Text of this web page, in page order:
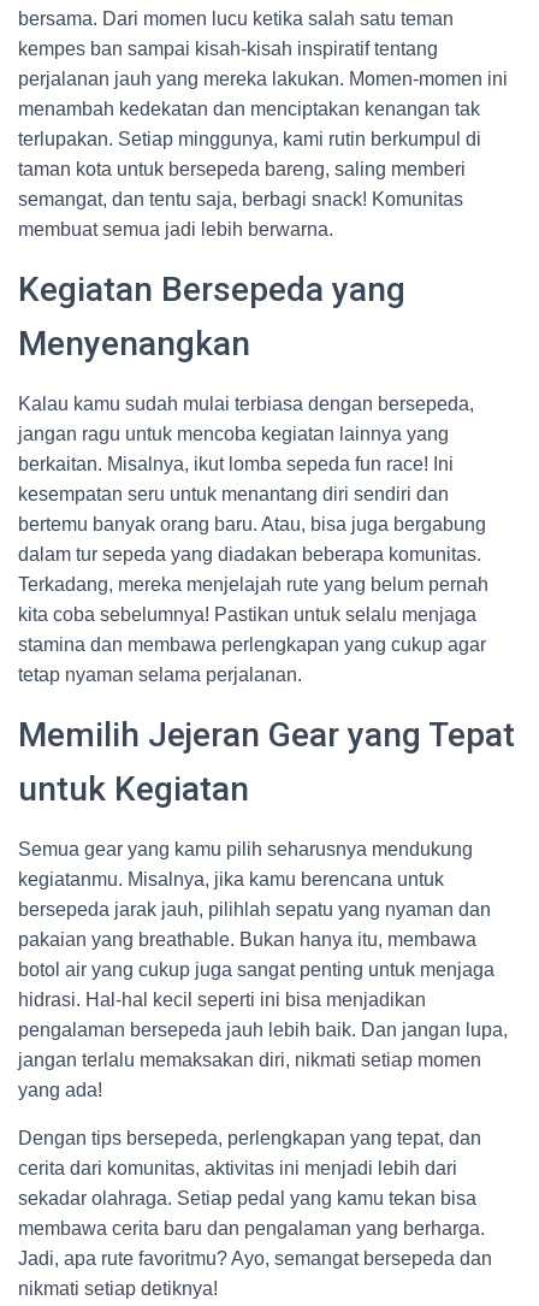
bersama. Dari momen lucu ketika salah satu teman
kempes ban sampai kisah-kisah inspiratif tentang
perjalanan jauh yang mereka lakukan. Momen-momen ini
menambah kedekatan dan menciptakan kenangan tak
terlupakan. Setiap minggunya, kami rutin berkumpul di
taman kota untuk bersepeda bareng, saling memberi
semangat, dan tentu saja, berbagi snack! Komunitas
membuat semua jadi lebih berwarna.
Kegiatan Bersepeda yang
Menyenangkan
Kalau kamu sudah mulai terbiasa dengan bersepeda,
jangan ragu untuk mencoba kegiatan lainnya yang
berkaitan. Misalnya, ikut lomba sepeda fun race! Ini
kesempatan seru untuk menantang diri sendiri dan
bertemu banyak orang baru. Atau, bisa juga bergabung
dalam tur sepeda yang diadakan beberapa komunitas.
Terkadang, mereka menjelajah rute yang belum pernah
kita coba sebelumnya! Pastikan untuk selalu menjaga
stamina dan membawa perlengkapan yang cukup agar
tetap nyaman selama perjalanan.
Memilih Jejeran Gear yang Tepat
untuk Kegiatan
Semua gear yang kamu pilih seharusnya mendukung
kegiatanmu. Misalnya, jika kamu berencana untuk
bersepeda jarak jauh, pilihlah sepatu yang nyaman dan
pakaian yang breathable. Bukan hanya itu, membawa
botol air yang cukup juga sangat penting untuk menjaga
hidrasi. Hal-hal kecil seperti ini bisa menjadikan
pengalaman bersepeda jauh lebih baik. Dan jangan lupa,
jangan terlalu memaksakan diri, nikmati setiap momen
yang ada!
Dengan tips bersepeda, perlengkapan yang tepat, dan
cerita dari komunitas, aktivitas ini menjadi lebih dari
sekadar olahraga. Setiap pedal yang kamu tekan bisa
membawa cerita baru dan pengalaman yang berharga.
Jadi, apa rute favoritmu? Ayo, semangat bersepeda dan
nikmati setiap detiknya!